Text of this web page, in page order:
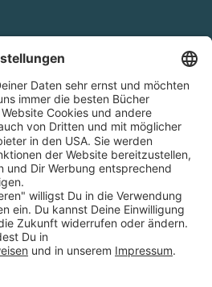
9,00 € Bestellwert innerhalb
innerhalb Deutschlands